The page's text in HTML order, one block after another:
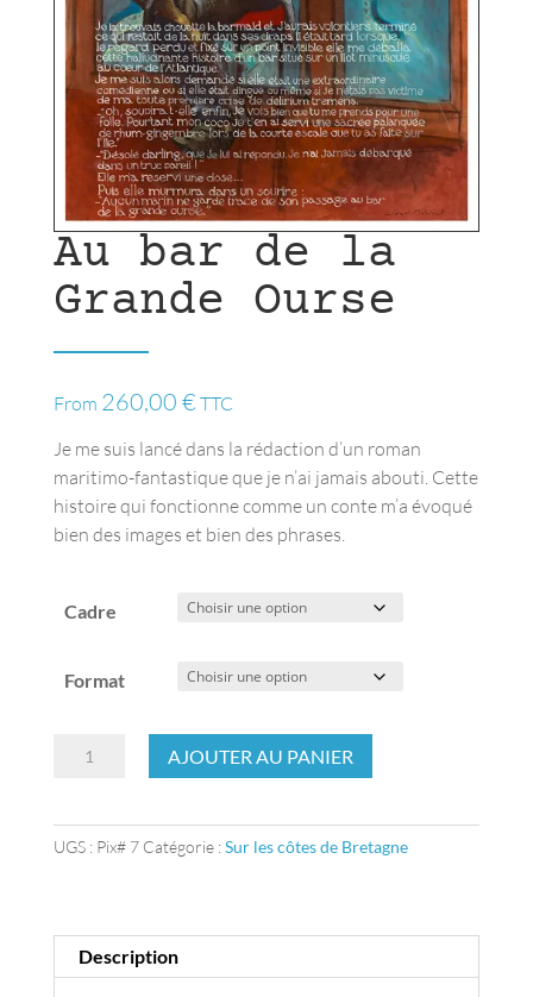
Au bar de la
Grande Ourse
From 260,00 € TTC
Je me suis lancé dans la rédaction d’un roman
maritimo-fantastique que je n’ai jamais abouti. Cette
histoire qui fonctionne comme un conte m’a évoqué
bien des images et bien des phrases.
Cadre
Format
quantité
bar
Ourse
AJOUTER AU PANIER
UGS : Pix# 7 Catégorie :Sur les côtes de Bretagne
Description